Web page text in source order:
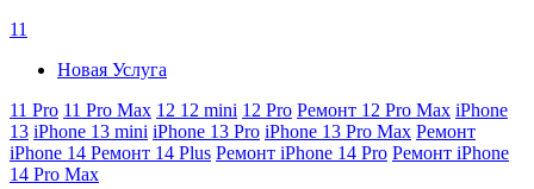
11
Новая Услуга
11 Pro 11 Pro Max 12 12 mini 12 Pro Ремонт 12 Pro Max iPhone
13 iPhone 13 mini iPhone 13 Pro iPhone 13 Pro Max Ремонт
iPhone 14 Ремонт 14 Plus Ремонт iPhone 14 Pro Ремонт iPhone
14 Pro Max